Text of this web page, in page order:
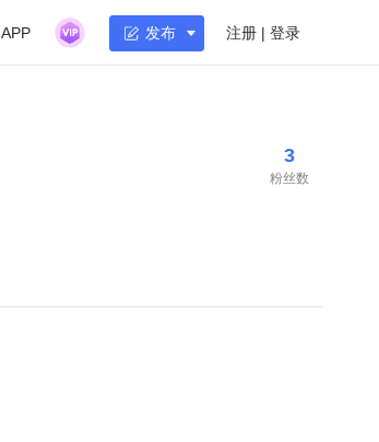
APP 发布 注册 | 登录
3
粉丝数